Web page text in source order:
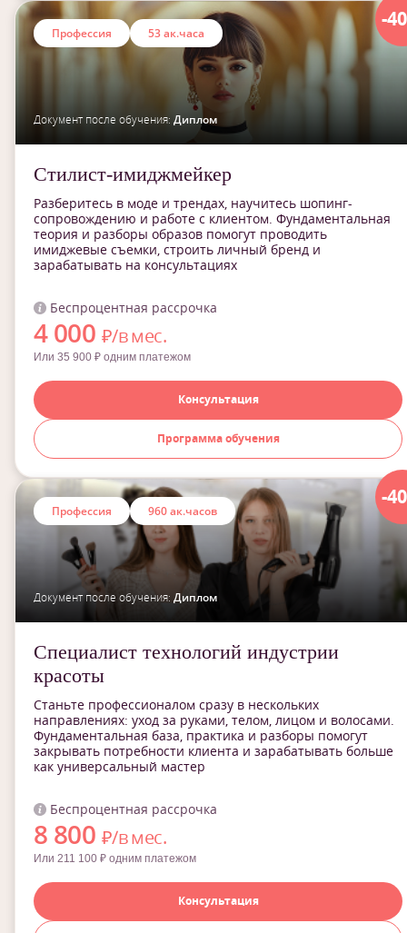
-
Профессия 53 ак.часа
Документ после обучения: Диплом
Стилист-имиджмейкер
Разберитесь в моде и трендах, научитесь шопинг-
сопровождению и работе с клиентом. Фундаментальная
теория и разборы образов помогут проводить
имиджевые съемки, строить личный бренд и
зарабатывать на консультациях
Беспроцентная рассрочка
4 000 ₽/в мес.
Или 35 900 ₽ одним платежом
Консультация
Программа обучения
-
Профессия 960 ак.часов
Документ после обучения: Диплом
Специалист технологий индустрии
красоты
Станьте профессионалом сразу в нескольких
направлениях: уход за руками, телом, лицом и волосами.
Фундаментальная база, практика и разборы помогут
закрывать потребности клиента и зарабатывать больше
как универсальный мастер
Беспроцентная рассрочка
8 800 ₽/в мес.
Или 211 100 ₽ одним платежом
Консультация